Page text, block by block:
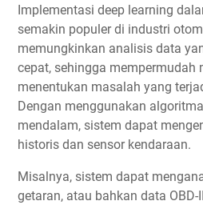
Implementasi deep learning
semakin populer di industri
memungkinkan analisis data
cepat, sehingga mempermudah
menentukan masalah yang
Dengan menggunakan
mendalam, sistem dapat
historis dan sensor kendaraan.
Misalnya, sistem dapat
getaran, atau bahkan data